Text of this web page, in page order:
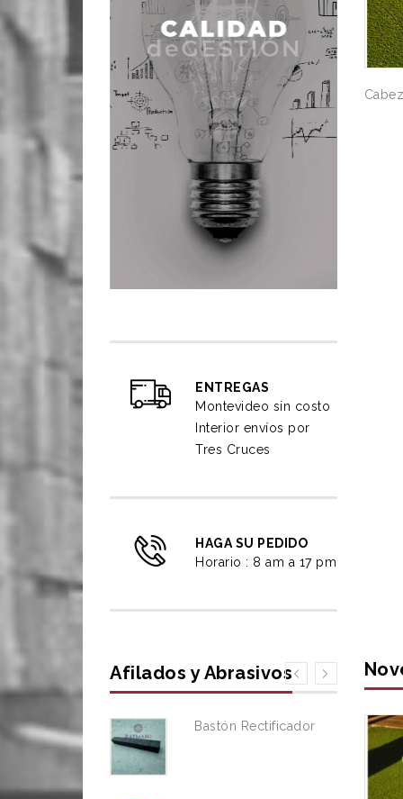
ENTREGAS
Montevideo sin costo
Interior envíos por
Tres Cruces
HAGA SU PEDIDO
Horario : 8 am a 17 pm
Afilados y Abrasivos
Bastón Rectificador